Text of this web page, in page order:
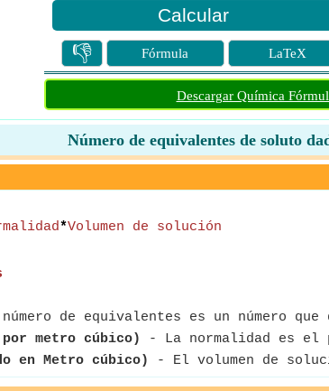
👎 Fórmula LaTeX
Descargar Química
Número de equivalentes de soluto
*Volumen de solución
de equivalentes es un número
por metro cúbico)
- La normalidad es
en Metro cúbico) - El volumen de